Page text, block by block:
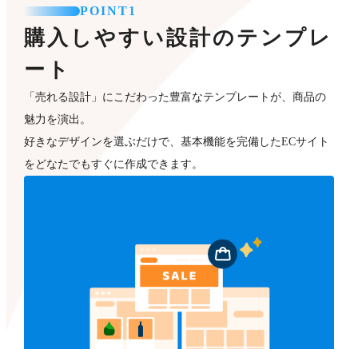
POINT1
購入しやすい設計のテンプレ
ート
「売れる設計」にこだわった豊富なテンプレートが、商品の
魅力を演出。
好きなデザインを選ぶだけで、基本機能を完備したECサイト
をどなたでもすぐに作成できます。